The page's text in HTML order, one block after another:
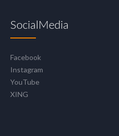
SocialMedia
Facebook
Instagram
YouTube
XING